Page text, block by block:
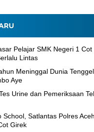
Pelajar SMK Negeri 1
Lintas
Meninggal Dunia
Aye
Urine dan Pemeriksaan
School, Satlantas Polres
Girek